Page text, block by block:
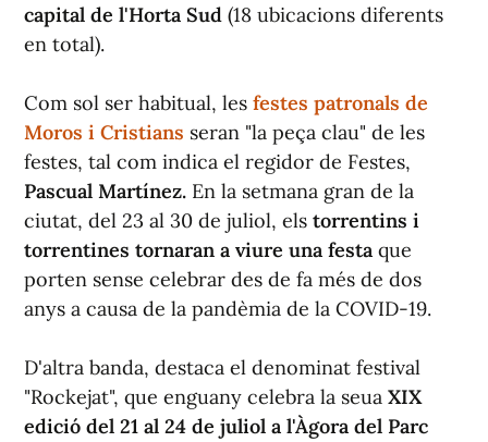
capital de l'Horta Sud (18 ubicacions diferents
en total).
Com sol ser habitual, les festes patronals de
Moros i Cristians seran "la peça clau" de les
festes, tal com indica el regidor de Festes,
Pascual Martínez. En la setmana gran de la
ciutat, del 23 al 30 de juliol, els torrentins i
torrentines tornaran a viure una festa que
porten sense celebrar des de fa més de dos
anys a causa de la pandèmia de la COVID-19.
D'altra banda, destaca el denominat festival
"Rockejat", que enguany celebra la seua XIX
edició del 21 al 24 de juliol a l'Àgora del Parc